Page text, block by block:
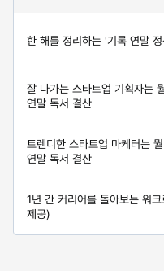
한 해를 정리하는 '기록 연말 정
잘 나가는 스타트업 기획자는
연말 독서 결산
트렌디한 스타트업 마케터는
연말 독서 결산
1년 간 커리어를 돌아보는 워
제공)